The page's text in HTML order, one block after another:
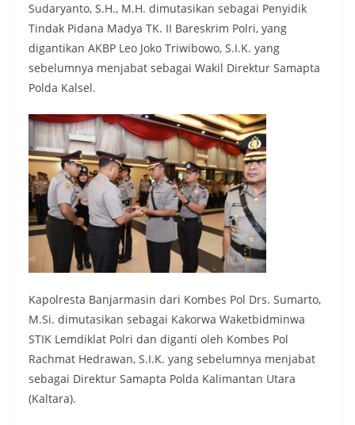
Sudaryanto, S.H., M.H. dimutasikan sebagai Penyidik
Tindak Pidana Madya TK. II Bareskrim Polri, yang
digantikan AKBP Leo Joko Triwibowo, S.I.K. yang
sebelumnya menjabat sebagai Wakil Direktur Samapta
Polda Kalsel.
Kapolresta Banjarmasin dari Kombes Pol Drs. Sumarto,
M.Si. dimutasikan sebagai Kakorwa Waketbidminwa
STIK Lemdiklat Polri dan diganti oleh Kombes Pol
Rachmat Hedrawan, S.I.K. yang sebelumnya menjabat
sebagai Direktur Samapta Polda Kalimantan Utara
(Kaltara).